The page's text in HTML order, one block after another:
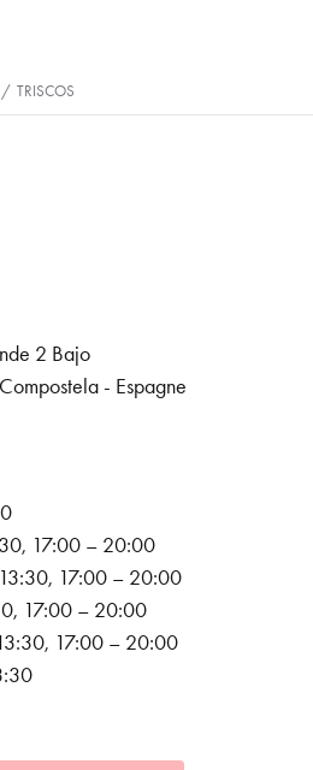
/ TRISCOS
2 Bajo
- Espagne
17:00 – 20:00
17:00 – 20:00
17:00 – 20:00
17:00 – 20:00